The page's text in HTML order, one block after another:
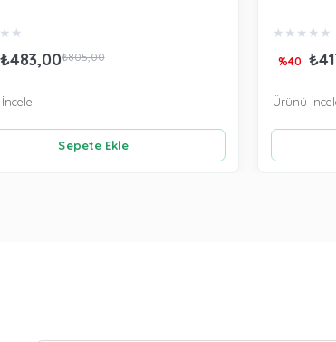
★ ★
₺483,00₺805,00
Sepete Ekle
★ ★ ★ ★ ★
%40
Ürünü